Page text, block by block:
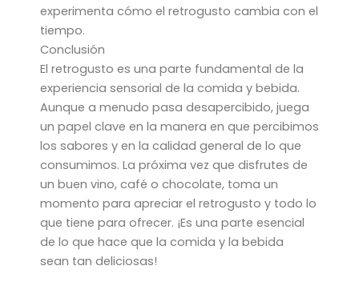
experimenta cómo el retrogusto cambia con el
tiempo.
Conclusión
El retrogusto es una parte fundamental de la
experiencia sensorial de la comida y bebida.
Aunque a menudo pasa desapercibido, juega
un papel clave en la manera en que percibimos
los sabores y en la calidad general de lo que
consumimos. La próxima vez que disfrutes de
un buen vino, café o chocolate, toma un
momento para apreciar el retrogusto y todo lo
que tiene para ofrecer. ¡Es una parte esencial
de lo que hace que la comida y la bebida
sean tan deliciosas!